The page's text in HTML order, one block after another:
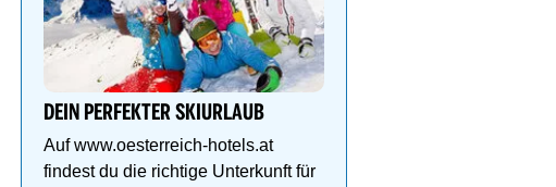
DEIN PERFEKTER SKIURLAUB
Auf www.oesterreich-hotels.at
findest du die richtige Unterkunft für